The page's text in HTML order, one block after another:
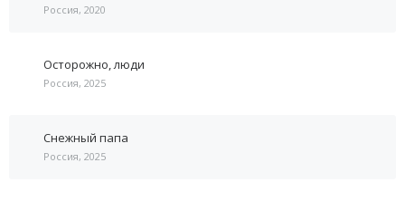
Россия, 2020
Осторожно, люди
Россия, 2025
Снежный папа
Россия, 2025